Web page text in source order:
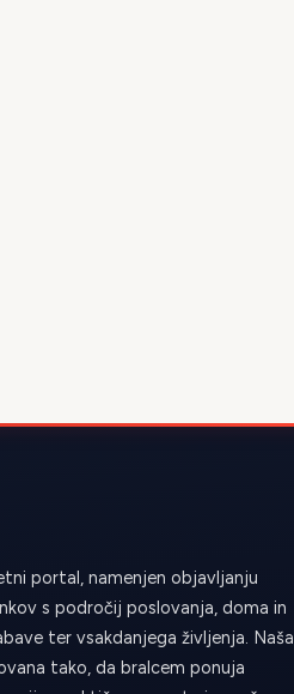
portal, namenjen objavljanju
s področij poslovanja, doma in
ter vsakdanjega življenja. Naša
tako, da bralcem ponuja